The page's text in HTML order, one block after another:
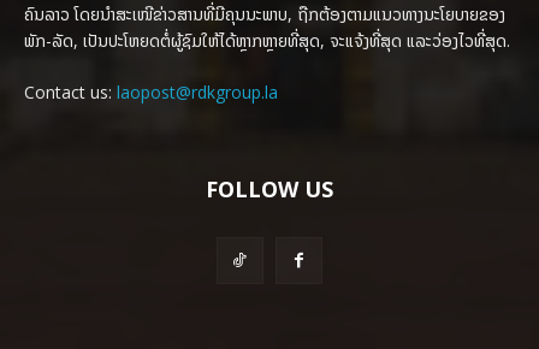
ຄົນລາວ ໂດຍນຳສະເໜີຂ່າວສານທີ່ມີຄຸນນະພາບ, ຖືກຕ້ອງຕາມແນວທາງນະໂຍບາຍຂອງ
ພັກ-ລັດ, ເປັນປະໂຫຍດຕໍ່ຜູ້ຊົມໃຫ້ໄດ້ຫຼາກຫຼາຍທີ່ສຸດ, ຈະແຈ້ງທີ່ສຸດ ແລະວ່ອງໄວທີ່ສຸດ.
Contact us: laopost@rdkgroup.la
FOLLOW US